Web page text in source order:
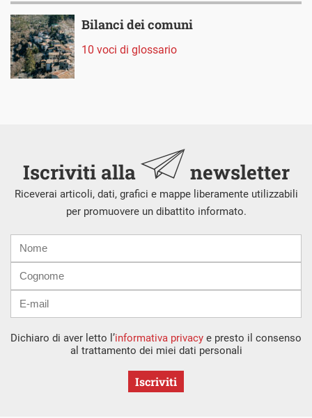
Bilanci dei comuni
10 voci di glossario
Iscriviti alla newsletter
Riceverai articoli, dati, grafici e mappe liberamente utilizzabili
per promuovere un dibattito informato.
mail
Dichiaro di aver letto l’informativa privacy e presto il consenso
al trattamento dei miei dati personali
Iscriviti